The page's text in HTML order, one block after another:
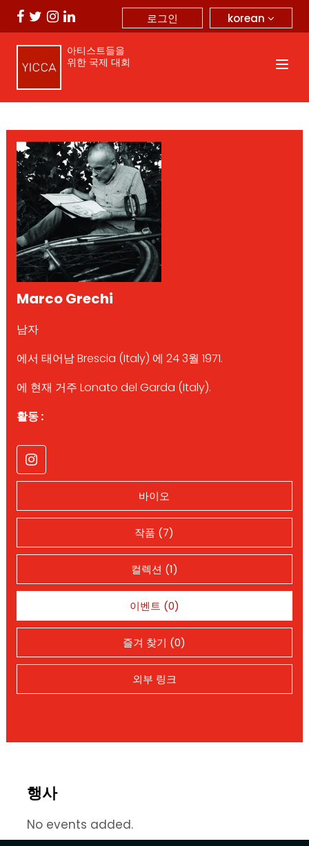
korean
로그인
아티스트들을
위한 국제 대회
Marco Grechi
남자
에서 태어남 Brescia (Italy) 에 24 3월 1971.
에 현재 거주 Lonato del Garda (Italy).
활동 :
바이오
작품 (7)
컬렉션 (1)
이벤트 (0)
즐겨 찾기 (0)
외부 링크
행사
No events added.